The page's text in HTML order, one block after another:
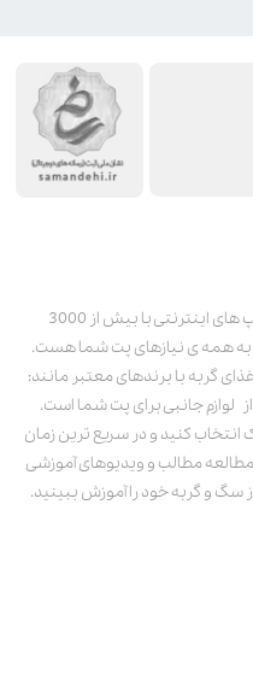
پت استور به عنوان یکی از قدیمی‌ترین پت شاپ های اینترنتی با بیش از 3000
به همه ی نیازهای پت شما هست.
گربه با برندهای معتبر مانند:
لوازم جانبی برای پت شما است.
انتخاب کنید و در سریع ترین زمان
مطالب و ویدیوهای آموزشی
سگ و گربه خود را آموزش ببینید.